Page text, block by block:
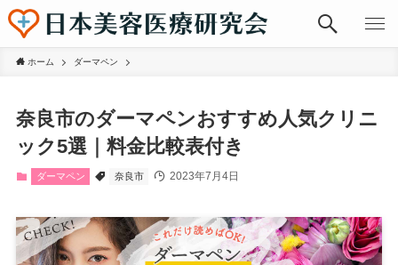
ホーム ダーマペン
奈良市のダーマペンおすすめ人気クリニ
ック5選｜料金比較表付き
ダーマペン 奈良市 2023年7月4日